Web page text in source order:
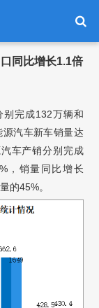
同比增长1.1倍
别完成132万辆和
汽车新车销量达
车产销分别完成
，销量同比增长
的45%。